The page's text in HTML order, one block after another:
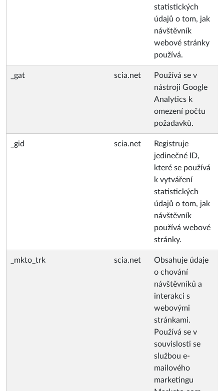
statistických
údajů o tom, jak
návštěvník
webové stránky
používá.
_gat scia.net
Používá se v
nástroji Google
Analytics k
omezení počtu
požadavků.
_gid scia.net
Registruje
jedinečné ID,
které se používá
k vytváření
statistických
údajů o tom, jak
návštěvník
používá webové
stránky.
_mkto_trk scia.net
Obsahuje údaje
o chování
návštěvníků a
interakci s
webovými
stránkami.
Používá se v
souvislosti se
službou e-
mailového
marketingu